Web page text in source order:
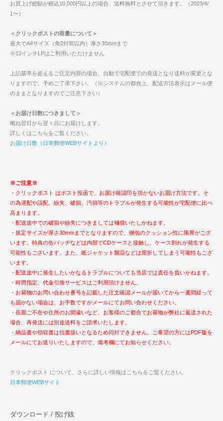
お買上げ総額が税込10,000円以上の場合、送料無料とさせて頂きます。（2023/4/
1〜）
＜クリックポストの容量について＞
最大でA4サイズ（角2封筒以内）厚さ30mmまで
※12インチLPはご利用いただけません
上記基準を超えるご注文内容の場合、自動で宅配便での発送となり送料が変更とな
りますので、予めご了承下さい。（※システムの都合上、配送方法表示はメール便
のままとなりますのでご注意下さい）
＜お届け日数につきまして＞
概ね翌日から翌々日にお届けします。
詳しくはこちらをご覧ください。
お届け日数（日本郵便WEBサイトより）
※ご注意※
・クリックポスト はポスト投函で、お届け確認印を頂かないお届け方法です。そ
の為遅配や誤配、紛失、破損、汚損等のトラブルが発生する可能性が宅配便に比べ
高まります。
・配送途中での破損や紛失につきましては補償いたしかねます。
・規定サイズが厚さ30mmまでとなりますので、梱包のクッション性に限界がござ
います。特典の缶バッヂなどは内部でCDケースと接触し、ケース割れが発生する
可能性もございます。また、紙ジャケット製品などは屈折してしまう可能性もござ
います。
・配送途中に発生したいかなるトラブルについても当店では責任を負いかねます。
・時間指定、代金引換サービスはご利用頂けません。
・お荷物のお問い合わせ番号を記載した注文確認メールが届いてから一週間経って
も届かない場合は、お手数ですがメールにてお問い合わせください。
・長期ご不在や住所のお間違いなど、お客様のご都合でお荷物が弊社に返送された
場合、再発送には別途送料をご請求いたします。
・納品書や領収書は信書扱いとなるため同封できません。ご希望の方にはPDF版を
メールにてお送りいたしますので、備考欄にてお知らせください。
クリックポスト について、さらに詳しい情報はこちらをご覧ください。
日本郵便WEBサイト
ダウンロード / 投げ銭